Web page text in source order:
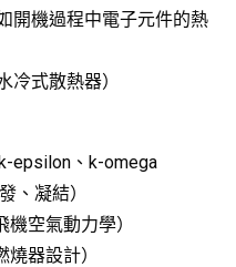
開機過程中電子元件的熱
冷式散熱器）
epsilon、k-omega
、凝結）
機空氣動力學）
燒器設計）